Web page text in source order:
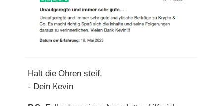
Halt die Ohren steif,
- Dein Kevin